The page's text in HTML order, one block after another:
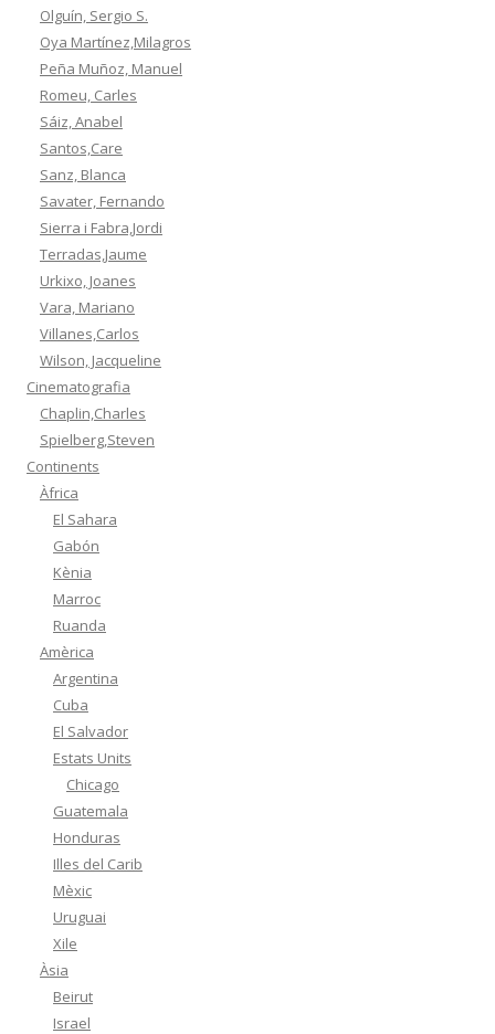
Olguín, Sergio S.
Oya Martínez,Milagros
Peña Muñoz, Manuel
Romeu, Carles
Sáiz, Anabel
Santos,Care
Sanz, Blanca
Savater, Fernando
Sierra i Fabra,Jordi
Terradas,Jaume
Urkixo, Joanes
Vara, Mariano
Villanes,Carlos
Wilson, Jacqueline
Cinematografia
Chaplin,Charles
Spielberg,Steven
Continents
Àfrica
El Sahara
Gabón
Kènia
Marroc
Ruanda
Amèrica
Argentina
Cuba
El Salvador
Estats Units
Chicago
Guatemala
Honduras
Illes del Carib
Mèxic
Uruguai
Xile
Àsia
Beirut
Israel